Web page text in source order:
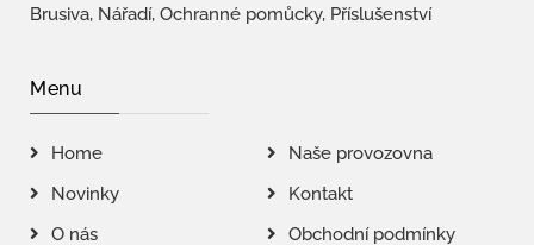
Brusiva, Nářadí, Ochranné pomůcky, Příslušenství
Menu
Home
Naše provozovna
Novinky
Kontakt
O nás
Obchodní podmínky